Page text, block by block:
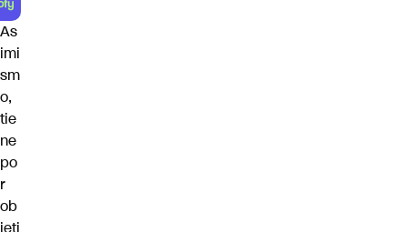
As
imi
sm
o,
tie
ne
po
r
ob
jeti